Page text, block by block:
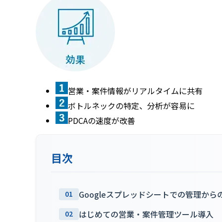
営業・案件情報がリアルタイムに共有
ボトルネックの特定、分析が容易に
PDCAの速度が改善
目次
01 Googleスプレッドシートでの管理から
02 はじめての営業・案件管理ツール導入